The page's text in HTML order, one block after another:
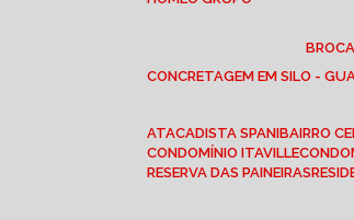
CONCRETAGEM EM SILO -
ATACADISTA SPANI BAIRRO
CONDOMÍNIO ITAVILLE
RESERVA DAS PAINEIRAS